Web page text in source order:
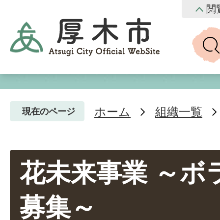
閲
現在のページ ホーム 組織一覧
花未来事業 ～ボ
募集～